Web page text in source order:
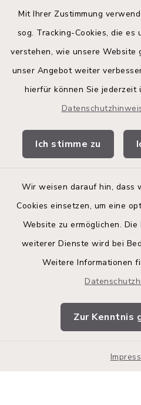
Mit Ihrer Zustimmung
sog. Tracking-Cookies, die es
verstehen, wie unsere
unser Angebot weiter
hierfür können Sie jederzeit
Ich stimme zu
Wir weisen darauf hin, dass
Cookies einsetzen, um eine
Website zu ermöglichen.
weiterer Dienste wird bei
Weitere Informationen
Zur Kenntnis
Quicklinks
Land Schleswig-Holstein
Kita-Portal